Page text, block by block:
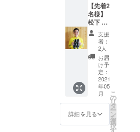
【先着2
名様】
松下 佳
貴 選
手 サ
イン入
りスパ
イク
ディス
プレイ
ケー
ス、直
筆メッ
セージ
入り生
写真付
支援
者：
2人
お届
け予
定：
2021
年05
月
詳細を見る
こ
の
リ
タ
ー
ン
を
選
択